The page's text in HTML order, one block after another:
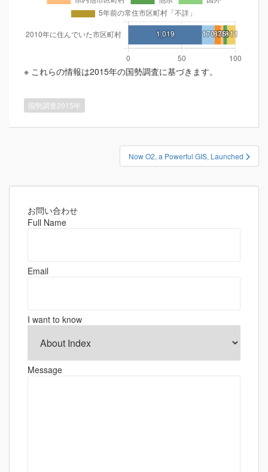
※ これらの情報は2015年の国勢調査に基づきます。
国勢調査2015年
ナ
Now O2, a Powerful GIS, Launched
お問い合わせ
Full Name
Email
I want to know
Message